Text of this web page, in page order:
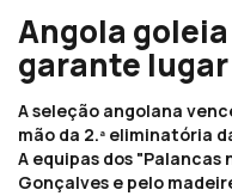
Angola
garante lugar
A seleção angolana
mão da 2.ª eliminatória
A equipas dos
Gonçalves e pelo